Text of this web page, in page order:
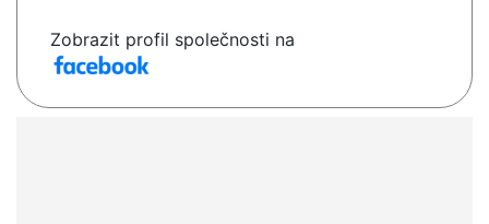
Zobrazit profil společnosti na